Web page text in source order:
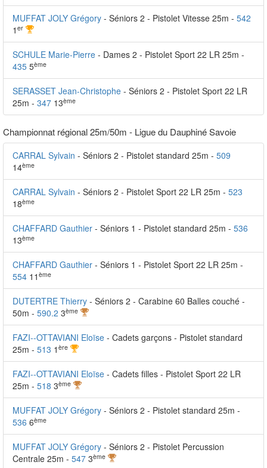
MUFFAT JOLY Grégory - Séniors 2 - Pistolet Vitesse 25m - 542
1 er
SCHULE Marie-Pierre - Dames 2 - Pistolet Sport 22 LR 25m -
435 5ème
SERASSET Jean-Christophe - Séniors 2 - Pistolet Sport 22 LR
25m - 347 13ème
Championnat régional 25m/50m - Ligue du Dauphiné Savoie
CARRAL Sylvain - Séniors 2 - Pistolet standard 25m - 509
14ème
CARRAL Sylvain - Séniors 2 - Pistolet Sport 22 LR 25m - 523
18ème
CHAFFARD Gauthier - Séniors 1 - Pistolet standard 25m - 536
13ème
CHAFFARD Gauthier - Séniors 1 - Pistolet Sport 22 LR 25m -
554 11 ème
DUTERTRE Thierry - Séniors 2 - Carabine 60 Balles couché -
50m - 590.2 3ème
FAZI--OTTAVIANI Eloïse - Cadets garçons - Pistolet standard
25m - 513 1 ère
FAZI--OTTAVIANI Eloïse - Cadets filles - Pistolet Sport 22 LR
25m - 518 3ème
MUFFAT JOLY Grégory - Séniors 2 - Pistolet standard 25m -
536 6ème
MUFFAT JOLY Grégory - Séniors 2 - Pistolet Percussion
Centrale 25m - 547 3ème